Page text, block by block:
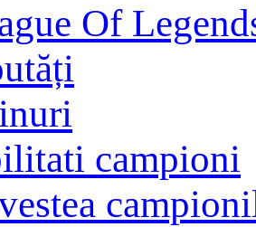
Of
campioni